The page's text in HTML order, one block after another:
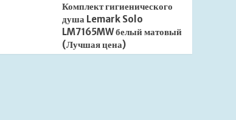
Комплект гигиенического
душа Lemark Solo
LM7165MW белый матовый
(Лучшая цена)